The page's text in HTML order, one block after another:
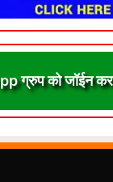
ग्रुप को जॉईन